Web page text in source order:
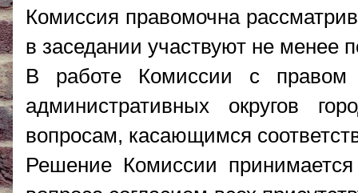
Комиссия правомочна
в заседании участвуют не менее
В работе Комиссии с правом
административных округов
вопросам, касающимся
Решение Комиссии